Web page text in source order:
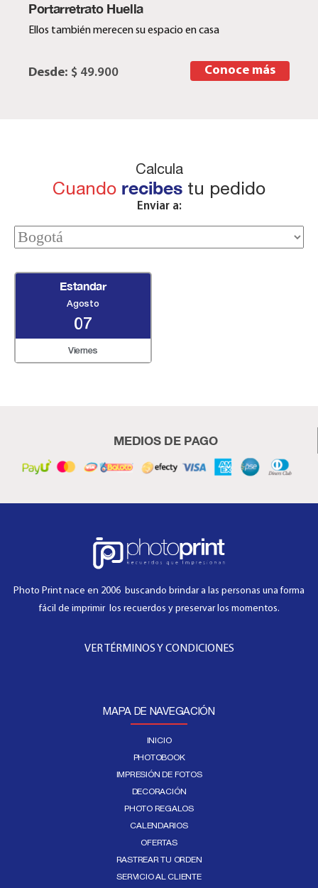
Portarretrato Huella
Ellos también merecen su espacio en casa
Desde: $ 49.900 Conoce más
Calcula
Cuando recibes tu pedido
Enviar a:
Estandar
Agosto
07
Viernes
MEDIOS DE PAGO
Photo Print nace en 2006 buscando brindar a las personas una forma
fácil de imprimir los recuerdos y preservar los momentos.
VER TÉRMINOS Y CONDICIONES
MAPA DE NAVEGACIÓN
INICIO
PHOTOBOOK
IMPRESIÓN DE FOTOS
DECORACIÓN
PHOTO REGALOS
CALENDARIOS
OFERTAS
RASTREAR TU ORDEN
SERVICIO AL CLIENTE